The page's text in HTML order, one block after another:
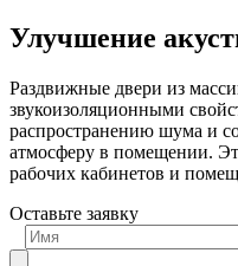
Улучшение
Раздвижные двери из
звукоизоляционными
распространению шума и
атмосферу в помещении.
рабочих кабинетов и
Оставьте заявку